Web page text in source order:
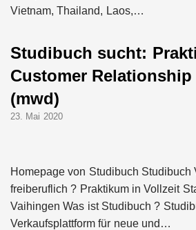
Vietnam, Thailand, Laos,…
Studibuch sucht:
Customer Relationship
(mwd)
23. Mai 2020
Homepage von Studibuch Studibuch
freiberuflich ? Praktikum in Vollzeit
Vaihingen Was ist Studibuch ?
Verkaufsplattform für neue und…
Dollar
Aufbau der
führenden